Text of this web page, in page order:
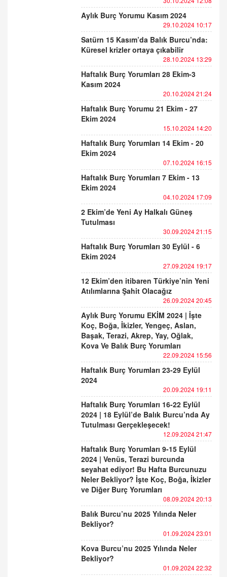
Aylık Burç Yorumu Kasım 2024
29.10.2024 10:17
Satürn 15 Kasım’da Balık Burcu’nda:
Küresel krizler ortaya çıkabilir
28.10.2024 13:29
Haftalık Burç Yorumları 28 Ekim-3
Kasım 2024
20.10.2024 21:24
Haftalık Burç Yorumu 21 Ekim - 27
Ekim 2024
15.10.2024 14:20
Haftalık Burç Yorumları 14 Ekim - 20
Ekim 2024
07.10.2024 16:15
Haftalık Burç Yorumları 7 Ekim - 13
Ekim 2024
04.10.2024 17:09
2 Ekim’de Yeni Ay Halkalı Güneş
Tutulması
30.09.2024 21:15
Haftalık Burç Yorumları 30 Eylül - 6
Ekim 2024
27.09.2024 19:17
12 Ekim’den itibaren Türkiye’nin Yeni
Atılımlarına Şahit Olacağız
26.09.2024 20:45
Aylık Burç Yorumu EKİM 2024 | İşte
Koç, Boğa, İkizler, Yengeç, Aslan,
Başak, Terazi, Akrep, Yay, Oğlak,
Kova Ve Balık Burç Yorumları
22.09.2024 15:56
Haftalık Burç Yorumları 23-29 Eylül
2024
20.09.2024 19:11
Haftalık Burç Yorumları 16-22 Eylül
2024 | 18 Eylül’de Balık Burcu’nda Ay
Tutulması Gerçekleşecek!
12.09.2024 21:47
Haftalık Burç Yorumları 9-15 Eylül
2024 | Venüs, Terazi burcunda
seyahat ediyor! Bu Hafta Burcunuzu
Neler Bekliyor? İşte Koç, Boğa, İkizler
ve Diğer Burç Yorumları
08.09.2024 20:13
Balık Burcu’nu 2025 Yılında Neler
Bekliyor?
01.09.2024 23:01
Kova Burcu’nu 2025 Yılında Neler
Bekliyor?
01.09.2024 22:32